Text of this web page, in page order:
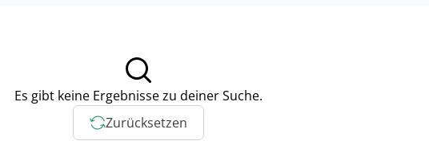
Es gibt keine Ergebnisse zu deiner Suche.
Zurücksetzen